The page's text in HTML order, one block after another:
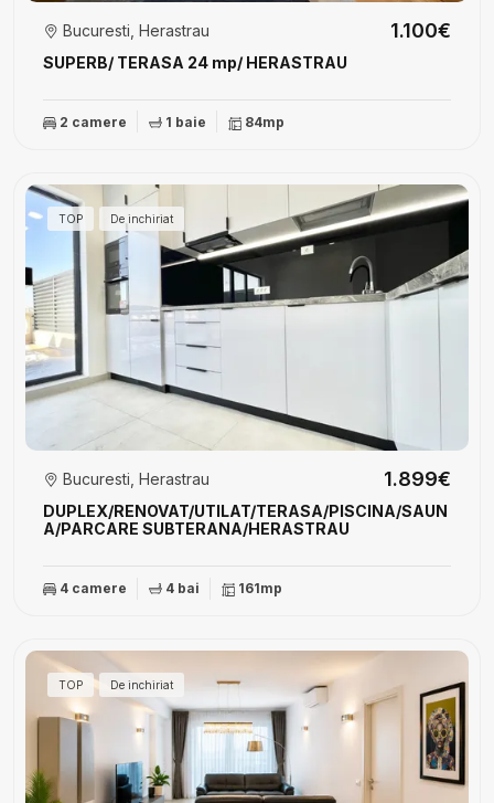
SUPERB/ TERASA 24 mp/ HERASTRAU
Bucuresti, Herastrau 1.100€
2 camere 1 baie 84mp
TOP De inchiriat
DUPLEX/RENOVAT/UTILAT/TERASA/PISCINA/SAUN
A/PARCARE SUBTERANA/HERASTRAU
Bucuresti, Herastrau 1.899€
4 camere 4 bai 161mp
TOP De inchiriat